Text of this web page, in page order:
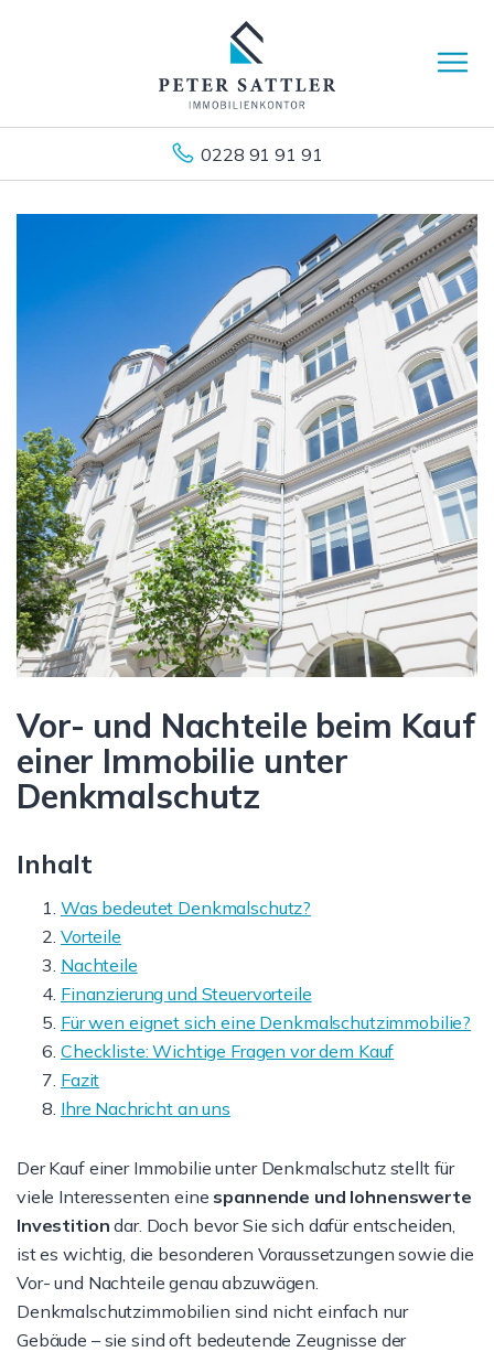
0228 91 91 91
Vor- und Nachteile beim Kauf
einer Immobilie unter
Denkmalschutz
Inhalt
Was bedeutet Denkmalschutz?
Vorteile
Nachteile
Finanzierung und Steuervorteile
Für wen eignet sich eine Denkmalschutzimmobilie?
Checkliste: Wichtige Fragen vor dem Kauf
Fazit
Ihre Nachricht an uns
Der Kauf einer Immobilie unter Denkmalschutz stellt für
viele Interessenten eine spannende und lohnenswerte
Investition dar. Doch bevor Sie sich dafür entscheiden,
ist es wichtig, die besonderen Voraussetzungen sowie die
Vor- und Nachteile genau abzuwägen.
Denkmalschutzimmobilien sind nicht einfach nur
Gebäude – sie sind oft bedeutende Zeugnisse der